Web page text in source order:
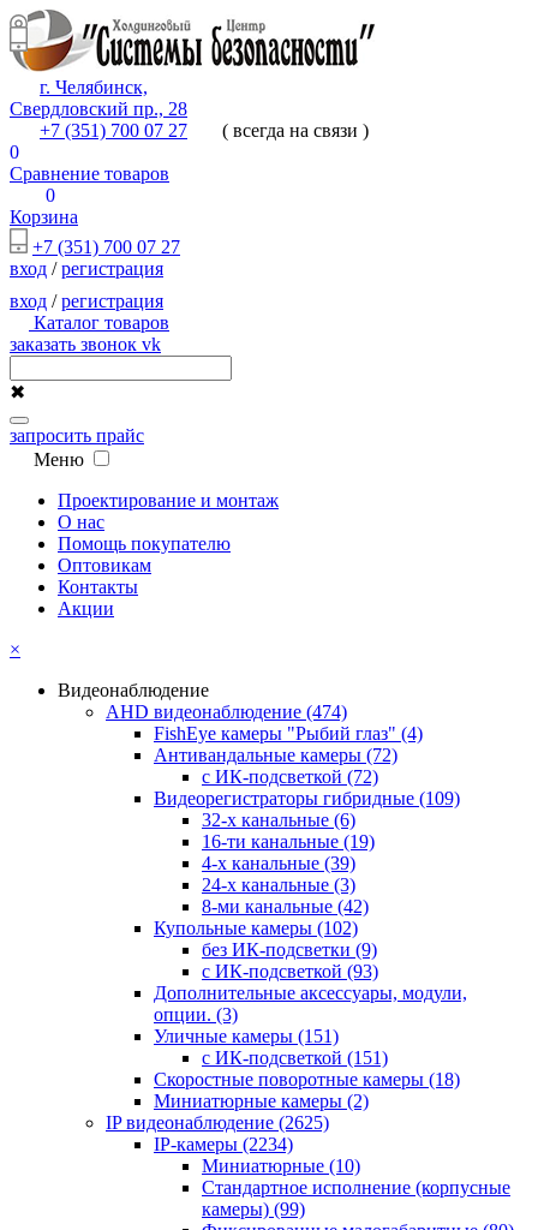
г. Челябинск,
Свердловский пр., 28
+7 (351) 700 07 27
( всегда на связи )
0
Сравнение товаров
0
Корзина
+7 (351) 700 07 27
вход /регистрация
вход /регистрация
Каталог товаров
заказать звонок vk
✖
запросить прайс
Меню
Проектирование и монтаж
О нас
Помощь покупателю
Оптовикам
Контакты
Акции
×
Видеонаблюдение
AHD видеонаблюдение (474)
FishEye камеры "Рыбий глаз" (4)
Антивандальные камеры (72)
с ИК-подсветкой (72)
Видеорегистраторы гибридные (109)
32-х канальные (6)
16-ти канальные (19)
4-х канальные (39)
24-х канальные (3)
8-ми канальные (42)
Купольные камеры (102)
без ИК-подсветки (9)
с ИК-подсветкой (93)
Дополнительные аксессуары, модули,
опции. (3)
Уличные камеры (151)
с ИК-подсветкой (151)
Скоростные поворотные камеры (18)
Миниатюрные камеры (2)
IP видеонаблюдение (2625)
IP-камеры (2234)
Миниатюрные (10)
Стандартное исполнение (корпусные
камеры) (99)